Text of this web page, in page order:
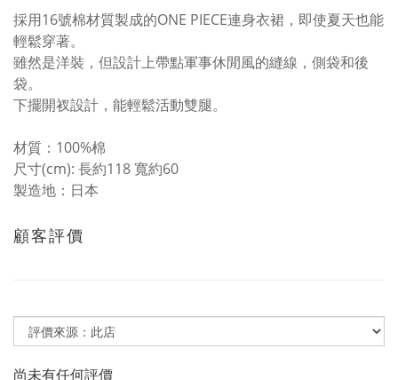
採用16號棉材質製成的ONE PIECE連身衣裙，即使夏天也能
輕鬆穿著。
雖然是洋裝，但設計上帶點軍事休閒風的縫線，側袋和後
袋。
下擺開衩設計，能輕鬆活動雙腿。
材質：100%棉
尺寸(cm): 長約118 寬約60
製造地：日本
顧客評價
尚未有任何評價